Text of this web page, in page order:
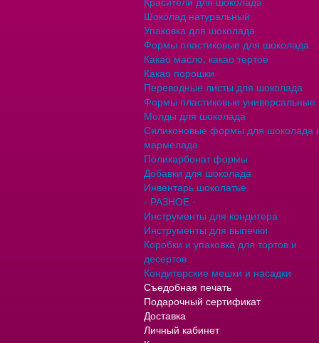
Шоколад натуральный
Упаковка для шоколада
Формы пластиковые для шоколада
Какао масло, какао тертое
Какао порошки
Переводные листы для шоколада
Формы пластиковые универсальные
Молды для шоколада
Силиконовые формы для шоколада
мармелада
Поликарбонат формы
Добавки для шоколада
Инвентарь шоколатье
- РАЗНОЕ -
Инструменты для кондитера
Инструменты для выпечки
Коробки и упаковка для тортов и
десертов
Кондитерские мешки и насадки
Съедобная печать
Подарочный сертификат
Доставка
Личный кабинет